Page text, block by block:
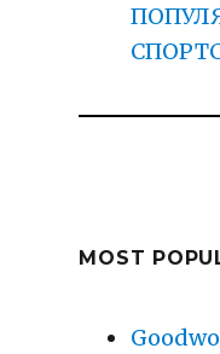
MOST